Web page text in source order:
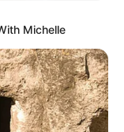
Michelle